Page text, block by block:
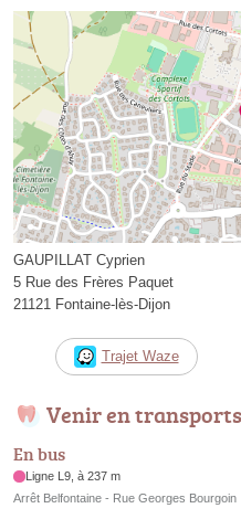
GAUPILLAT Cyprien
5 Rue des Frères Paquet
21121 Fontaine-lès-Dijon
Trajet Waze
Venir en
En bus
Ligne L9, à 237 m
Arrêt Belfontaine - Rue Georges Bourgoin